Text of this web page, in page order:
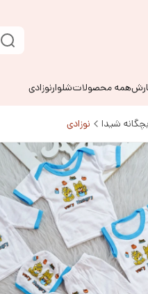
همه محصولاتشلوارنوزادی
شیدا نوزادی